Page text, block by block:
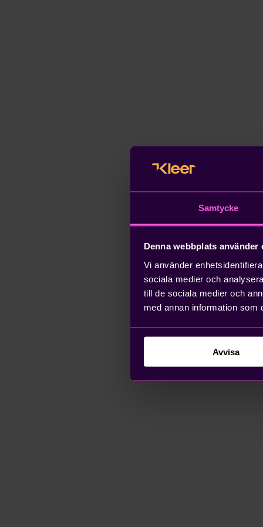
Samtycke
Denna webbplats använder
Vi använder
sociala medier och
till de sociala medier och
med annan information som
Avvisa